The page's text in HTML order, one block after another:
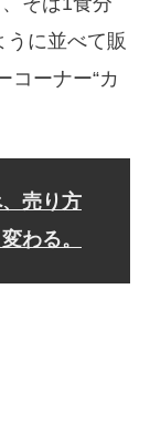
うに並べて販
ーナー“カ
売り方
わる。